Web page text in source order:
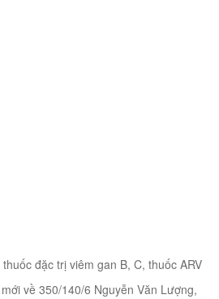
đặc trị viêm gan B, C, thuốc ARV
về 350/140/6 Nguyễn Văn Lượng,